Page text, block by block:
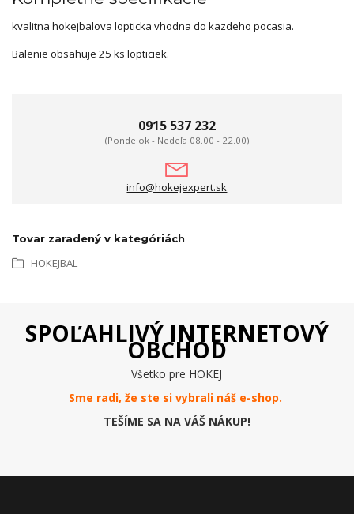
kvalitna hokejbalova lopticka vhodna do kazdeho pocasia.
Balenie obsahuje 25 ks lopticiek.
0915 537 232
(Pondelok - Nedeľa 08.00 - 22.00)
info@hokejexpert.sk
Tovar zaradený v kategóriách
HOKEJBAL
SPOĽAHLIVÝ INTERNETOVÝ
OBCHOD
Všetko pre HOKEJ
Sme radi, že ste si vybrali náš e-shop.
TEŠÍME SA NA VÁŠ NÁKUP!